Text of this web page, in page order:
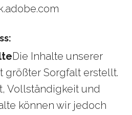
Die Inhalte unserer
größter Sorgfalt erstellt.
Vollständigkeit und
können wir jedoch